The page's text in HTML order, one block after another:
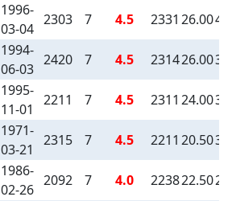
1996-
03-04
2303 7 4.5 2331 26.004
1994-
06-03
2420 7 4.5 231426.003
1995-
11-01
2211 7 4.5 2311 24.003
1971-
03-21
2315 7 4.5 2211 20.503
1986-
02-26
2092 7 4.0 223822.502